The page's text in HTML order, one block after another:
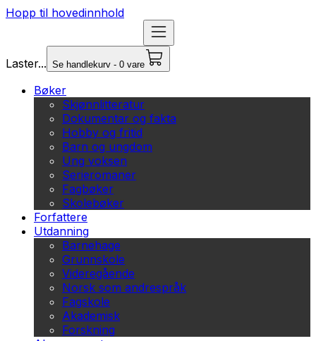
Hopp til hovedinnhold
Laster... Se handlekurv - 0 vare
Bøker
Skjønnlitteratur
Dokumentar og fakta
Hobby og fritid
Barn og ungdom
Ung voksen
Serieromaner
Fagbøker
Skolebøker
Forfattere
Utdanning
Barnehage
Grunnskole
Videregående
Norsk som andrespråk
Fagskole
Akademisk
Forskning